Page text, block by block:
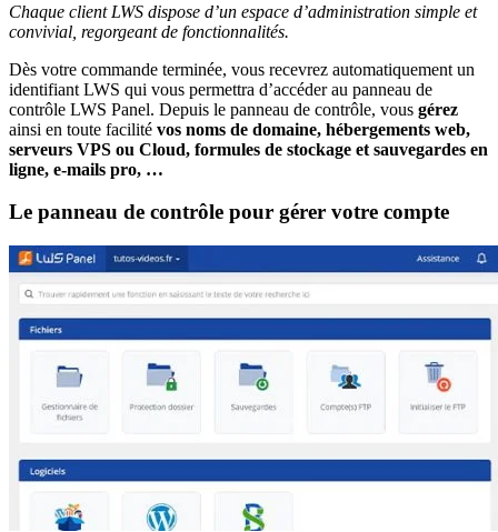
Chaque client LWS dispose d’un espace d’administration simple et
convivial, regorgeant de fonctionnalités.
Dès votre commande terminée, vous recevrez automatiquement un
identifiant LWS qui vous permettra d’accéder au panneau de
contrôle LWS Panel. Depuis le panneau de contrôle, vous gérez
ainsi en toute facilité vos noms de domaine, hébergements web,
serveurs VPS ou Cloud, formules de stockage et sauvegardes en
ligne, e-mails pro, …
Le panneau de contrôle pour gérer votre compte